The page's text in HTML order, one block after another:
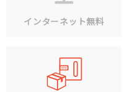
インターネット無料